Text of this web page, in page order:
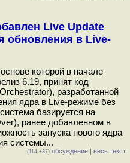
Live Update
обновления в Live-
которой в начале
6.19, принят код
разработанной
ядра в Live-режиме без
базируется на
ранее добавленном в
запуска нового ядра
системы...
(114 +37) обсуждение | весь текст